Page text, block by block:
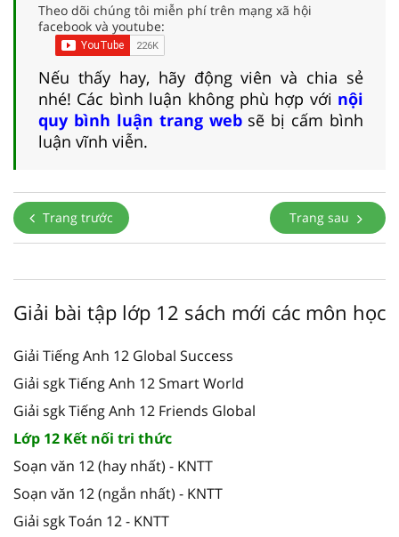
Theo dõi chúng tôi miễn phí trên mạng xã hội
facebook và youtube:
Nếu thấy hay, hãy động viên và chia sẻ
nhé! Các bình luận không phù hợp với nội
quy bình luận trang websẽ bị cấm bình
luận vĩnh viễn.
Trang trước Trang sau
Giải bài tập lớp 12 sách mới các môn học
Giải Tiếng Anh 12 Global Success
Giải sgk Tiếng Anh 12 Smart World
Giải sgk Tiếng Anh 12 Friends Global
Lớp 12 Kết nối tri thức
Soạn văn 12 (hay nhất) - KNTT
Soạn văn 12 (ngắn nhất) - KNTT
Giải sgk Toán 12 - KNTT